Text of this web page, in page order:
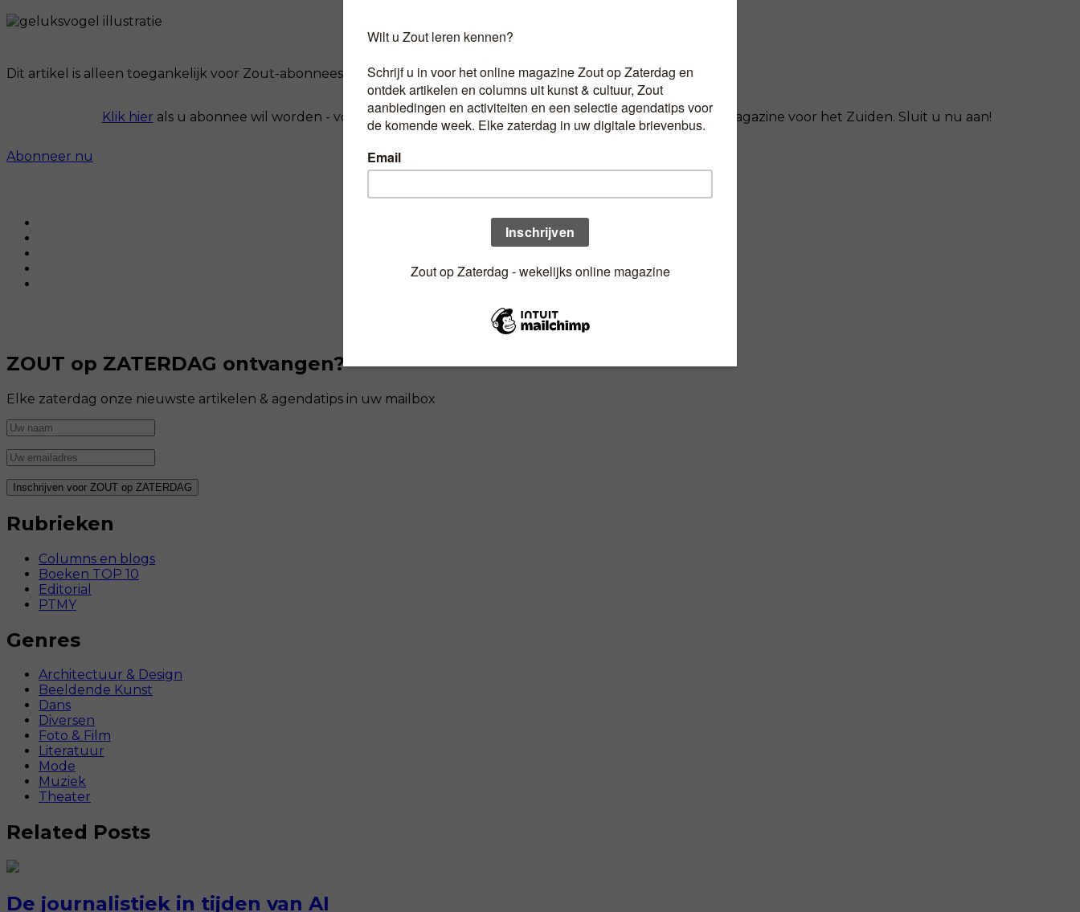
Dit artikel is alleen toegankelijk voor Zout-abonnees.
Log inals u al abonnee bent.
Klik hier als u abonnee wil worden - voor 6,60 euro per maand ontvangt u het kunst- en cultuurmagazine voor het Zuiden. Sluit u nu aan!
Abonneer nu
ZOUT op ZATERDAG ontvangen?
Elke zaterdag onze nieuwste artikelen & agendatips in uw mailbox
Rubrieken
Columns en blogs
Boeken TOP 10
Editorial
PTMY
Genres
Architectuur & Design
Beeldende Kunst
Dans
Diversen
Foto & Film
Literatuur
Mode
Muziek
Theater
Related Posts
De journalistiek in tijden van AI